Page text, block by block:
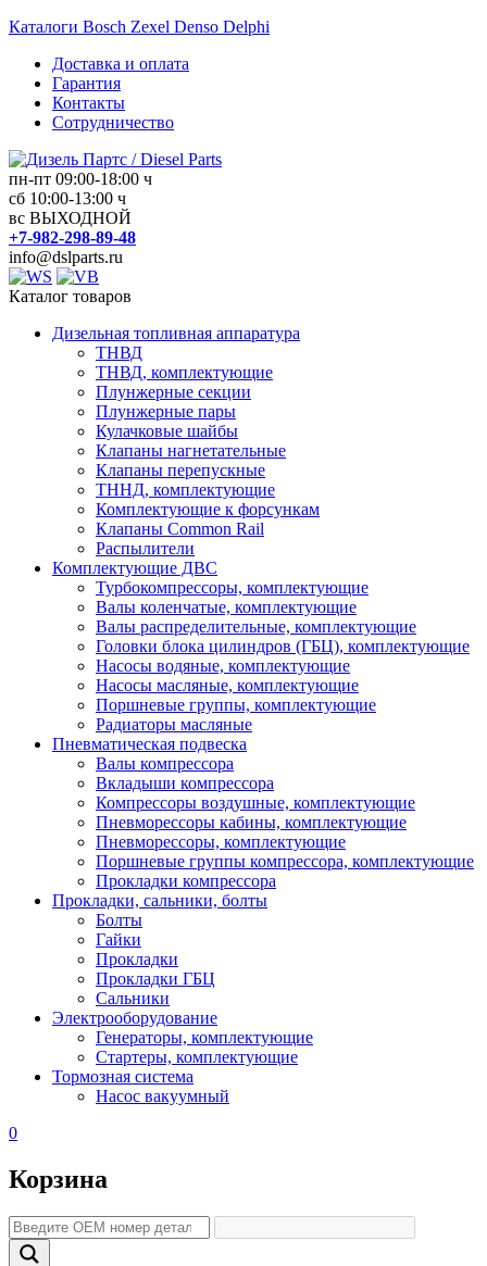
Перейти
содержимому
Каталоги Bosch Zexel Denso Delphi
Доставка и оплата
Гарантия
Контакты
Сотрудничество
Дизель
Партс
/
Diesel
Parts
Дизельная
топливная
аппаратура
пн-пт 09:00-18:00 ч
сб 10:00-13:00 ч
вс ВЫХОДНОЙ
+7-982-298-89-48
info@dslparts.ru
Каталог товаров
Дизельная топливная аппаратура
ТНВД
ТНВД, комплектующие
Плунжерные секции
Плунжерные пары
Кулачковые шайбы
Клапаны нагнетательные
Клапаны перепускные
ТННД, комплектующие
Комплектующие к форсункам
Клапаны Common Rail
Распылители
Комплектующие ДВС
Турбокомпрессоры, комплектующие
Валы коленчатые, комплектующие
Валы распределительные, комплектующие
Головки блока цилиндров (ГБЦ), комплектующие
Насосы водяные, комплектующие
Насосы масляные, комплектующие
Поршневые группы, комплектующие
Радиаторы масляные
Пневматическая подвеска
Валы компрессора
Вкладыши компрессора
Компрессоры воздушные, комплектующие
Пневморессоры кабины, комплектующие
Пневморессоры, комплектующие
Поршневые группы компрессора, комплектующие
Прокладки компрессора
Прокладки, сальники, болты
Болты
Гайки
Прокладки
Прокладки ГБЦ
Сальники
Электрооборудование
Генераторы, комплектующие
Стартеры, комплектующие
Тормозная система
Насос вакуумный
0
Корзина